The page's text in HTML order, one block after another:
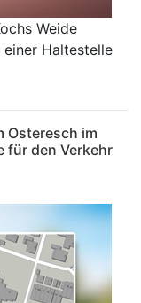
Weide
Haltestelle
Osteresch im
für den Verkehr